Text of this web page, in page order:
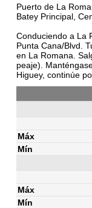
Puerto de La
Batey Principal,
Conduciendo a La
Punta Cana/Blvd.
en La Romana.
peaje).
Higuey, continúe
Máx
Mín
Máx
Mín